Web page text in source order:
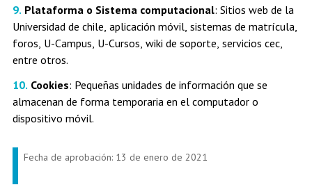
Plataforma o Sistema computacional: Sitios web de la
Universidad de chile, aplicación móvil, sistemas de matrícula,
foros, U-Campus, U-Cursos, wiki de soporte, servicios cec,
entre otros.
Cookies: Pequeñas unidades de información que se
almacenan de forma temporaria en el computador o
dispositivo móvil.
Fecha de aprobación: 13 de enero de 2021